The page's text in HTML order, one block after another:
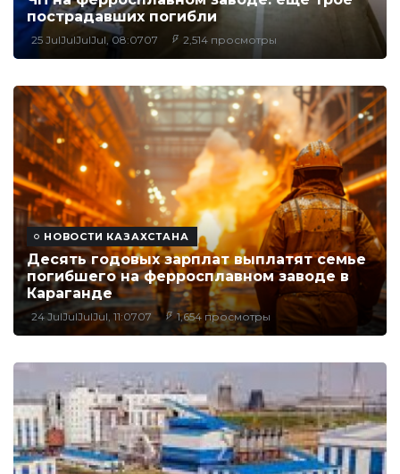
пострадавших погибли
25 JulJulJulJul, 08:0707 2,514 просмотры
НОВОСТИ КАЗАХСТАНА
Десять годовых зарплат выплатят семье
погибшего на ферросплавном заводе в
Караганде
24 JulJulJulJul, 11:0707 1,654 просмотры